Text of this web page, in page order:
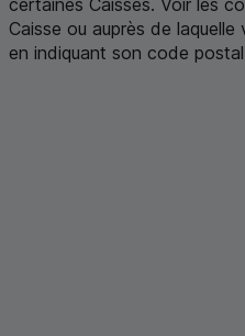
Caisse ou auprès de
en indiquant son code postal